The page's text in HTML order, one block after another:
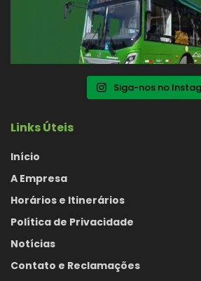
Siga-nos no
Links Úteis
Início
A Empresa
Horários e Itinerários
Política de Privacidade
Notícias
Contato e Reclamações